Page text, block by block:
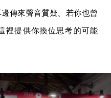
傳來聲音質疑。若你也曾
裡提供你換位思考的可能